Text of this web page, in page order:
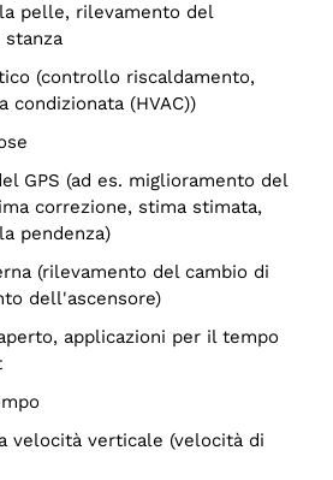
pelle, rilevamento del
stanza
condizionata (HVAC))
correzione, stima stimata,
pendenza)
dell'ascensore)